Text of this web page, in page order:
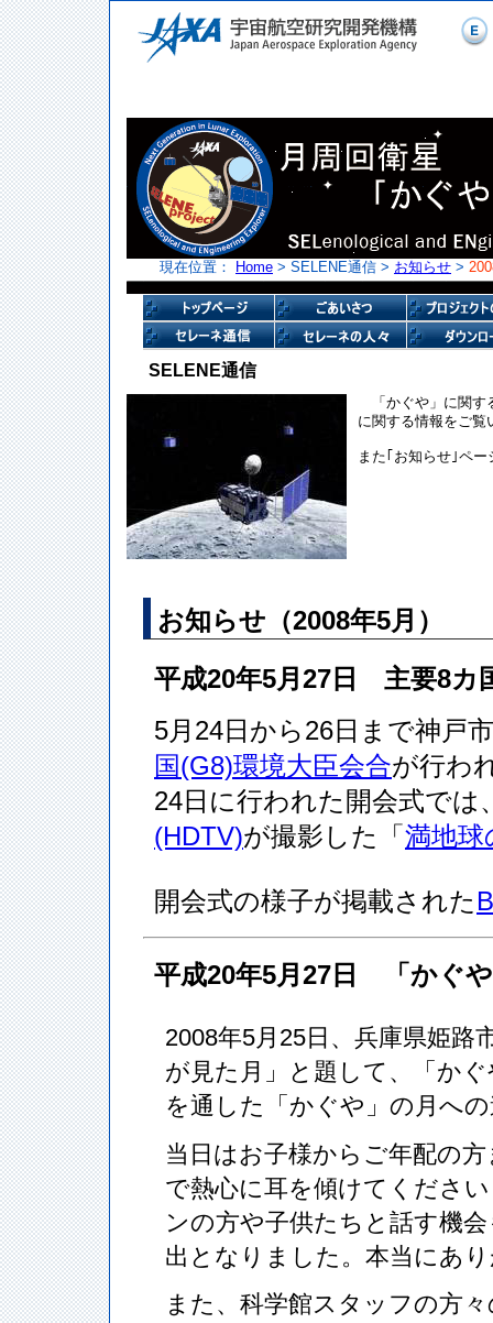
現在位置： Home > SELENE通信 > お知らせ >
SELENE通信
「かぐや」に関
に関する情報をご覧
また｢お知らせ｣ペ
お知らせ（2008年5月）
平成20年5月27日 主要8カ
5月24日から26日まで神戸
国(G8)環境大臣会合が行わ
24日に行われた開会式では
(HDTV)が撮影した「 満地球
開会式の様子が掲載された
平成20年5月27日 「かぐ
2008年5月25日、兵庫県姫路
が見た月」と題して、「か
を通した「かぐや」の月へ
当日はお子様からご年配の
で熱心に耳を傾けてくださ
ンの方や子供たちと話す機
出となりました。本当にあ
また、科学館スタッフの方